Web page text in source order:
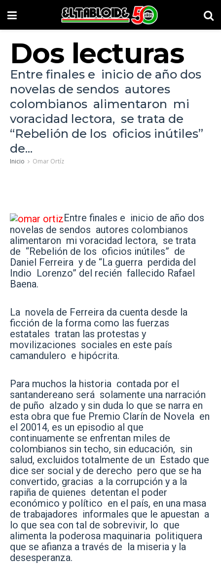
Dos lecturas
Entre finales e inicio de año dos
novelas de sendos autores
colombianos alimentaron mi
voracidad lectora, se trata de
“Rebelión de los oficios inútiles”
de...
Inicio Omar Ortíz
Entre finales e inicio de año dos
novelas de sendos autores colombianos
alimentaron mi voracidad lectora, se trata
de “Rebelión de los oficios inútiles” de
Daniel Ferreira y de “La guerra perdida del
Indio Lorenzo” del recién fallecido Rafael
Baena.
La novela de Ferreira da cuenta desde la
ficción de la forma como las fuerzas
estatales tratan las protestas y
movilizaciones sociales en este país
camandulero e hipócrita.
Para muchos la historia contada por el
santandereano será solamente una narración
de puño alzado y sin duda lo que se narra en
esta obra que fue Premio Clarín de Novela en
el 20014, es un episodio al que
continuamente se enfrentan miles de
colombianos sin techo, sin educación, sin
salud, excluidos totalmente de un Estado que
dice ser social y de derecho pero que se ha
convertido, gracias a la corrupción y a la
rapiña de quienes detentan el poder
económico y político en el país, en una masa
de trabajadores informales que le apuestan a
lo que sea con tal de sobrevivir, lo que
alimenta la poderosa maquinaria politiquera
que se afianza a través de la miseria y la
desesperanza.